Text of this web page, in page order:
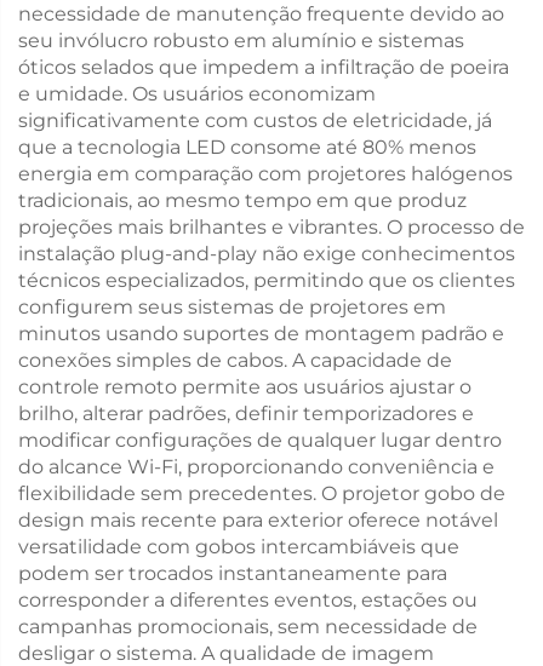
necessidade de manutenção frequente devido ao
seu invólucro robusto em alumínio e sistemas
óticos selados que impedem a infiltração de poeira
e umidade. Os usuários economizam
significativamente com custos de eletricidade, já
que a tecnologia LED consome até 80% menos
energia em comparação com projetores halógenos
tradicionais, ao mesmo tempo em que produz
projeções mais brilhantes e vibrantes. O processo de
instalação plug-and-play não exige conhecimentos
técnicos especializados, permitindo que os clientes
configurem seus sistemas de projetores em
minutos usando suportes de montagem padrão e
conexões simples de cabos. A capacidade de
controle remoto permite aos usuários ajustar o
brilho, alterar padrões, definir temporizadores e
modificar configurações de qualquer lugar dentro
do alcance Wi-Fi, proporcionando conveniência e
flexibilidade sem precedentes. O projetor gobo de
design mais recente para exterior oferece notável
versatilidade com gobos intercambiáveis que
podem ser trocados instantaneamente para
corresponder a diferentes eventos, estações ou
campanhas promocionais, sem necessidade de
desligar o sistema. A qualidade de imagem